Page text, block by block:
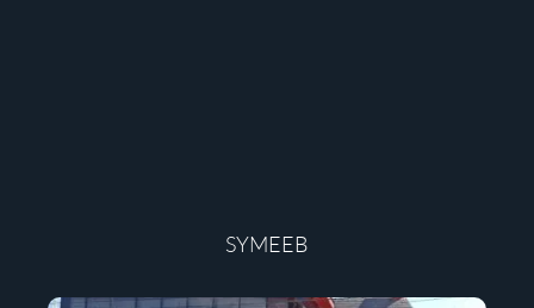
SYMEEB